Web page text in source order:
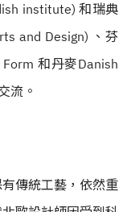
institute) 和瑞典
and Design) 、芬
和丹麥Danish
流。
傳統工藝，依然重